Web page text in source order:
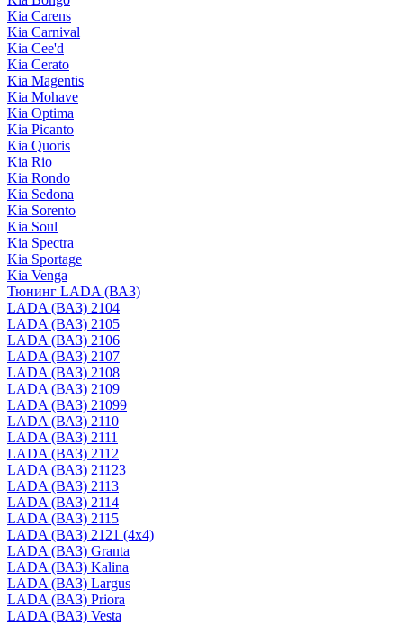
Kia Carens
Kia Carnival
Kia Cee'd
Kia Cerato
Kia Magentis
Kia Mohave
Kia Optima
Kia Picanto
Kia Quoris
Kia Rio
Kia Rondo
Kia Sedona
Kia Sorento
Kia Soul
Kia Spectra
Kia Sportage
Kia Venga
Тюнинг LADA (ВАЗ)
LADA (ВАЗ) 2104
LADA (ВАЗ) 2105
LADA (ВАЗ) 2106
LADA (ВАЗ) 2107
LADA (ВАЗ) 2108
LADA (ВАЗ) 2109
LADA (ВАЗ) 21099
LADA (ВАЗ) 2110
LADA (ВАЗ) 2111
LADA (ВАЗ) 2112
LADA (ВАЗ) 21123
LADA (ВАЗ) 2113
LADA (ВАЗ) 2114
LADA (ВАЗ) 2115
LADA (ВАЗ) 2121 (4x4)
LADA (ВАЗ) Granta
LADA (ВАЗ) Kalina
LADA (ВАЗ) Largus
LADA (ВАЗ) Priora
LADA (ВАЗ) Vesta